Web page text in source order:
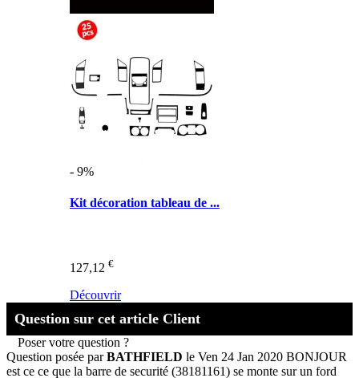
- 9%
Kit décoration tableau de ...
127,12 €
Découvrir
Question sur cet article Client
Poser votre question ?
Question posée parBATHFIELD le Ven 24 Jan 2020 BONJOUR
est ce ce que la barre de securité (38181161) se monte sur un ford